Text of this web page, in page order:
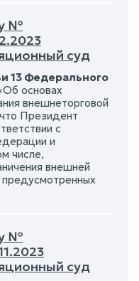
№
суд
13 Федерального
основах
внешнеторговой
Президент
с
и
числе,
внешней
предусмотренных
№
суд